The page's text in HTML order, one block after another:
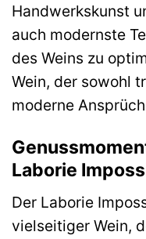
Handwerkskunst
auch modernste
des Weins zu
Wein, der sowohl
moderne
Laborie
Der Laborie
vielseitiger Wein,